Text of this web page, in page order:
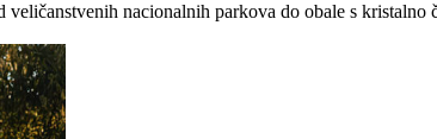
nacionalnih parkova do obale s